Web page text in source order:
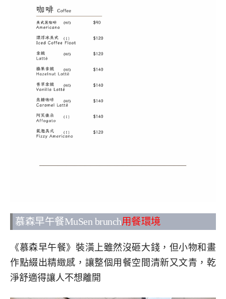
慕森早午餐MuSen brunch用餐環境
《慕森早午餐》裝潢上雖然沒砸大錢，但小物和畫
作點綴出精緻感，讓整個用餐空間清新又文青，乾
淨舒適得讓人不想離開